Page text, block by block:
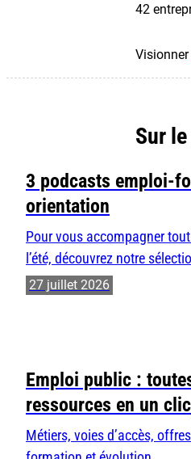
42
Visionner
Sur
3 podcasts emploi-
orientation
Pour vous accompagner
l’été, découvrez notre
27 juillet 2026
Emploi public :
ressources en un clic
Métiers, voies d’accès,